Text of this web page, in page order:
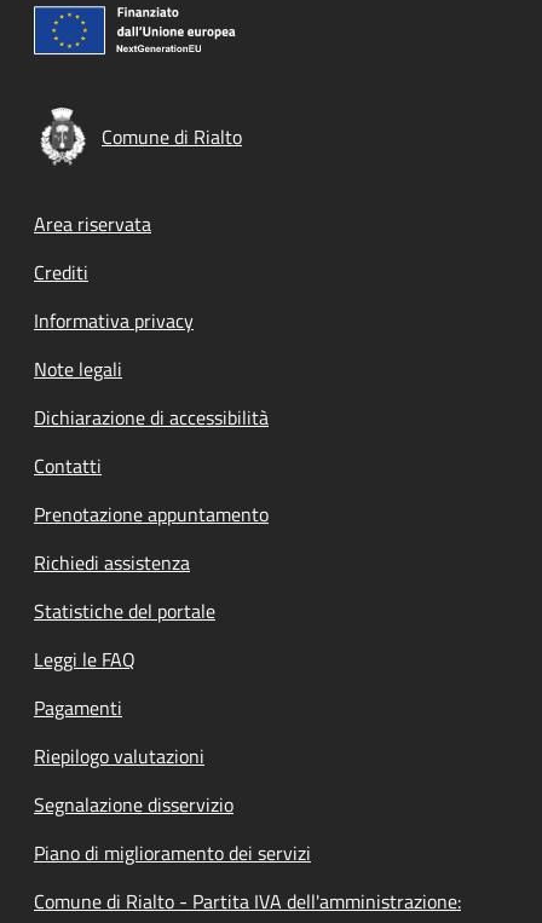
Comune di Rialto
Footer menu
Area riservata
Crediti
Informativa privacy
Note legali
Dichiarazione di accessibilità
Contatti
Prenotazione appuntamento
Richiedi assistenza
Statistiche del portale
Leggi le FAQ
Pagamenti
Riepilogo valutazioni
Segnalazione disservizio
Piano di miglioramento dei servizi
Comune di Rialto - Partita IVA dell'amministrazione: